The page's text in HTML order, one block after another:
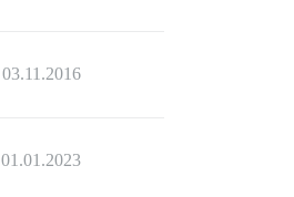
03.11.2016
01.01.2023